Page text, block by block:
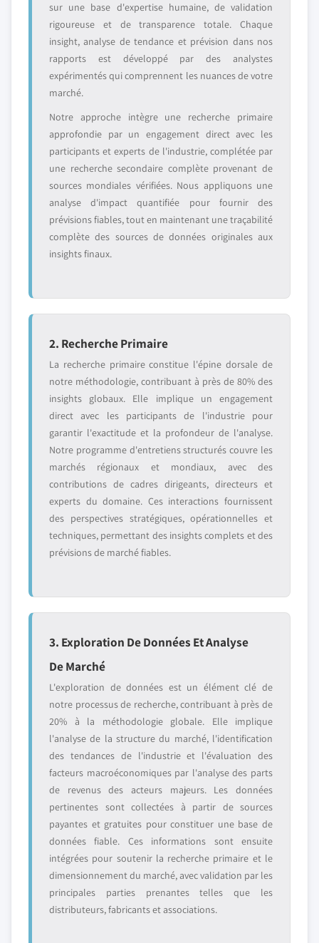
sur une base d'expertise humaine, de validation
rigoureuse et de transparence totale. Chaque
insight, analyse de tendance et prévision dans nos
rapports est développé par des analystes
expérimentés qui comprennent les nuances de votre
marché.
Notre approche intègre une recherche primaire
approfondie par un engagement direct avec les
participants et experts de l'industrie, complétée par
une recherche secondaire complète provenant de
sources mondiales vérifiées. Nous appliquons une
analyse d'impact quantifiée pour fournir des
prévisions fiables, tout en maintenant une traçabilité
complète des sources de données originales aux
insights finaux.
2. Recherche Primaire
La recherche primaire constitue l'épine dorsale de
notre méthodologie, contribuant à près de 80% des
insights globaux. Elle implique un engagement
direct avec les participants de l'industrie pour
garantir l'exactitude et la profondeur de l'analyse.
Notre programme d'entretiens structurés couvre les
marchés régionaux et mondiaux, avec des
contributions de cadres dirigeants, directeurs et
experts du domaine. Ces interactions fournissent
des perspectives stratégiques, opérationnelles et
techniques, permettant des insights complets et des
prévisions de marché fiables.
3. Exploration De Données Et Analyse
De Marché
L'exploration de données est un élément clé de
notre processus de recherche, contribuant à près de
20% à la méthodologie globale. Elle implique
l'analyse de la structure du marché, l'identification
des tendances de l'industrie et l'évaluation des
facteurs macroéconomiques par l'analyse des parts
de revenus des acteurs majeurs. Les données
pertinentes sont collectées à partir de sources
payantes et gratuites pour constituer une base de
données fiable. Ces informations sont ensuite
intégrées pour soutenir la recherche primaire et le
dimensionnement du marché, avec validation par les
principales parties prenantes telles que les
distributeurs, fabricants et associations.